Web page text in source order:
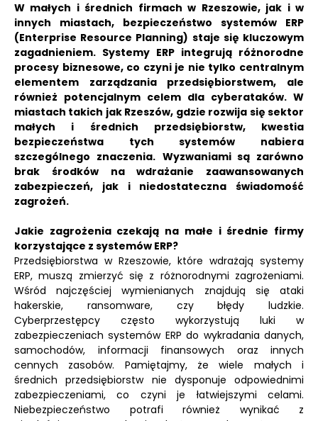
W małych i średnich firmach w Rzeszowie, jak i w
innych miastach, bezpieczeństwo systemów ERP
(Enterprise Resource Planning) staje się kluczowym
zagadnieniem. Systemy ERP integrują różnorodne
procesy biznesowe, co czyni je nie tylko centralnym
elementem zarządzania przedsiębiorstwem, ale
również potencjalnym celem dla cyberataków. W
miastach takich jak Rzeszów, gdzie rozwija się sektor
małych i średnich przedsiębiorstw, kwestia
bezpieczeństwa tych systemów nabiera
szczególnego znaczenia. Wyzwaniami są zarówno
brak środków na wdrażanie zaawansowanych
zabezpieczeń, jak i niedostateczna świadomość
zagrożeń.
Jakie zagrożenia czekają na małe i średnie firmy
korzystające z systemów ERP?
Przedsiębiorstwa w Rzeszowie, które wdrażają systemy
ERP, muszą zmierzyć się z różnorodnymi zagrożeniami.
Wśród najczęściej wymienianych znajdują się ataki
hakerskie, ransomware, czy błędy ludzkie.
Cyberprzestępcy często wykorzystują luki w
zabezpieczeniach systemów ERP do wykradania danych,
samochodów, informacji finansowych oraz innych
cennych zasobów. Pamiętajmy, że wiele małych i
średnich przedsiębiorstw nie dysponuje odpowiednimi
zabezpieczeniami, co czyni je łatwiejszymi celami.
Niebezpieczeństwo potrafi również wynikać z